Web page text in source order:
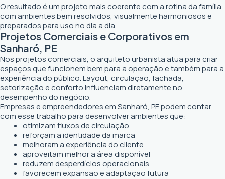
O resultado é um projeto mais coerente com a rotina da família,
com ambientes bem resolvidos, visualmente harmoniosos e
preparados para uso no dia a dia.
Projetos Comerciais e Corporativos em
Sanharó, PE
Nos projetos comerciais, o arquiteto urbanista atua para criar
espaços que funcionem bem para a operação e também para a
experiência do público. Layout, circulação, fachada,
setorização e conforto influenciam diretamente no
desempenho do negócio.
Empresas e empreendedores em Sanharó, PE podem contar
com esse trabalho para desenvolver ambientes que:
otimizam fluxos de circulação
reforçam a identidade da marca
melhoram a experiência do cliente
aproveitam melhor a área disponível
reduzem desperdícios operacionais
favorecem expansão e adaptação futura